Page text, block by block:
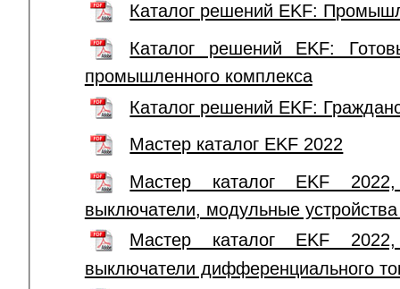
Каталог решений EKF:
Каталог решений EKF:
промышленного комплекса
Каталог решений EKF:
Мастер каталог EKF 2022
Мастер каталог EKF 2022,
выключатели, модульные
Мастер каталог EKF 2022,
выключатели дифференциального